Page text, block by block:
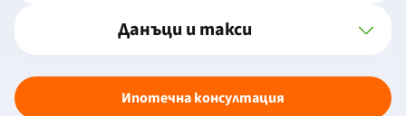
Данъци и такси
Ипотечна консултация